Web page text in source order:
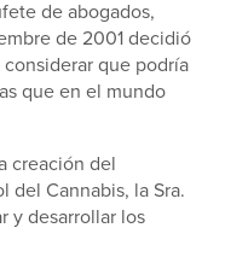
de abogados,
de 2001 decidió
que podría
que en el mundo
creación del
del Cannabis, la Sra.
y desarrollar los